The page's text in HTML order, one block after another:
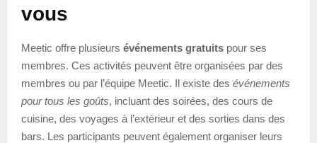
vous
Meetic offre plusieurs événements gratuits pour ses
membres. Ces activités peuvent être organisées par des
membres ou par l’équipe Meetic. Il existe des événements
pour tous les goûts, incluant des soirées, des cours de
cuisine, des voyages à l’extérieur et des sorties dans des
bars. Les participants peuvent également organiser leurs